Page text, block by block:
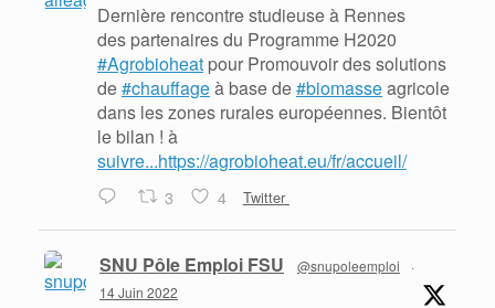
Dernière rencontre studieuse à Rennes
des partenaires du Programme H2020
#Agrobioheat pour Promouvoir des solutions
de#chauffageà base de#biomasseagricole
dans les zones rurales européennes. Bientôt
le bilan ! à
suivre...https://agrobioheat.eu/fr/accueil/
3 4 Twitter
SNU Pôle Emploi FSU @snupoleemploi
·
14 Juin 2022